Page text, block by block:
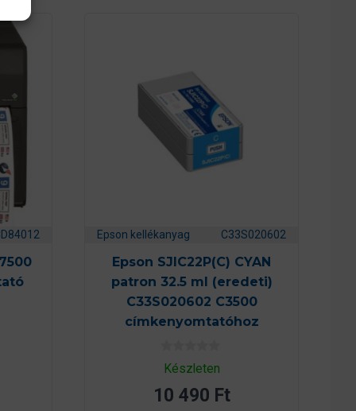
Epson kellékanyag C33S020602
Epson SJIC22P(C) CYAN
patron 32.5 ml (eredeti)
C33S020602 C3500
címkenyomtatóhoz
0
a
5
Készleten
10 490 Ft